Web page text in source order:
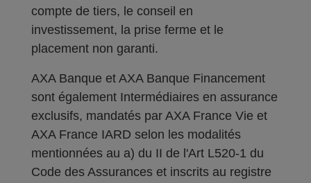
compte de tiers, le conseil en
investissement, la prise ferme et le
placement non garanti.
AXA Banque et AXA Banque Financement
sont également Intermédiaires en assurance
exclusifs, mandatés par AXA France Vie et
AXA France IARD selon les modalités
mentionnées au a) du II de l'Art L520-1 du
Code des Assurances et inscrits au registre